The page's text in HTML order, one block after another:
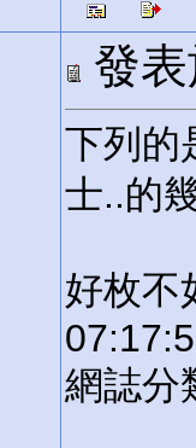
發
下列的
士..的
好枚不
網誌分